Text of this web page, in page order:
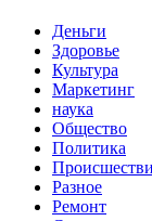
Деньги
Здоровье
Культура
Маркетинг
наука
Общество
Политика
Разное
Ремонт